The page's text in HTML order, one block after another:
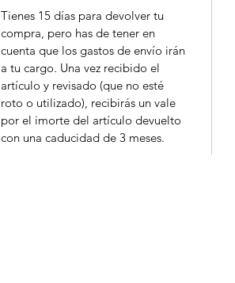
Tienes 15 días para devolver tu
compra, pero has de tener en
cuenta que los gastos de envío irán
a tu cargo. Una vez recibido el
artículo y revisado (que no esté
roto o utilizado), recibirás un vale
por el imorte del artículo devuelto
con una caducidad de 3 meses.